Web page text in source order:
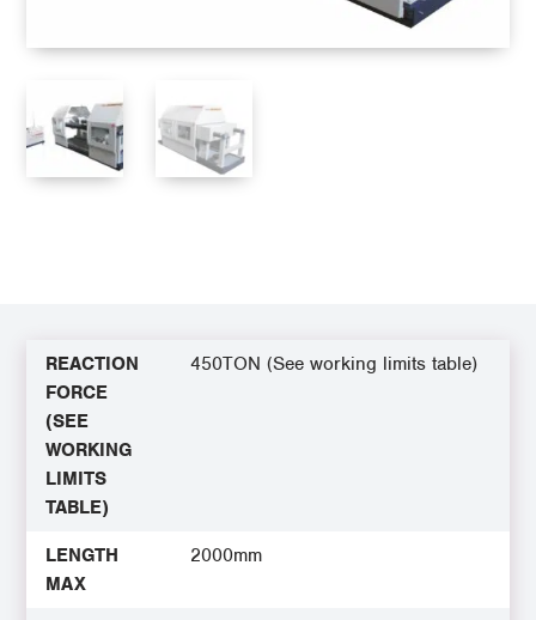
REACTION
FORCE
(SEE
WORKING
LIMITS
TABLE)
450TON (See working limits table)
LENGTH
MAX
2000mm